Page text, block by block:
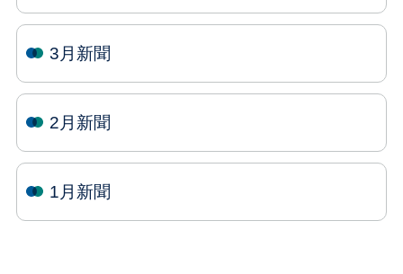
3月新聞
2月新聞
1月新聞